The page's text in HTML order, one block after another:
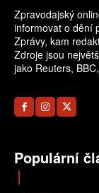
Zpravodajský
informovat o dění
Zprávy, kam
Zdroje jsou
jako Reuters,
Populární